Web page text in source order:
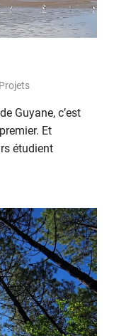
Projets
Guyane, c’est
Et
étudient